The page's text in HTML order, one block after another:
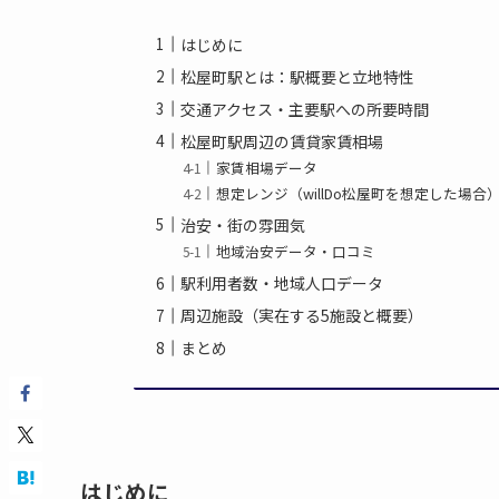
はじめに
松屋町駅とは：駅概要と立地特性
交通アクセス・主要駅への所要時間
松屋町駅周辺の賃貸家賃相場
家賃相場データ
想定レンジ（willDo松屋町を想定した場合
治安・街の雰囲気
地域治安データ・口コミ
駅利用者数・地域人口データ
周辺施設（実在する5施設と概要）
まとめ
はじめに